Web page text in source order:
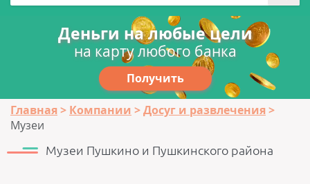
Деньги на любые цели
на карту любого банка
Получить
Главная Компании
Досуг и развлечения
Музеи
Музеи Пушкино и Пушкинского района